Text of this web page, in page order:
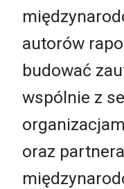
autorów
budować
wspólnie z
oraz